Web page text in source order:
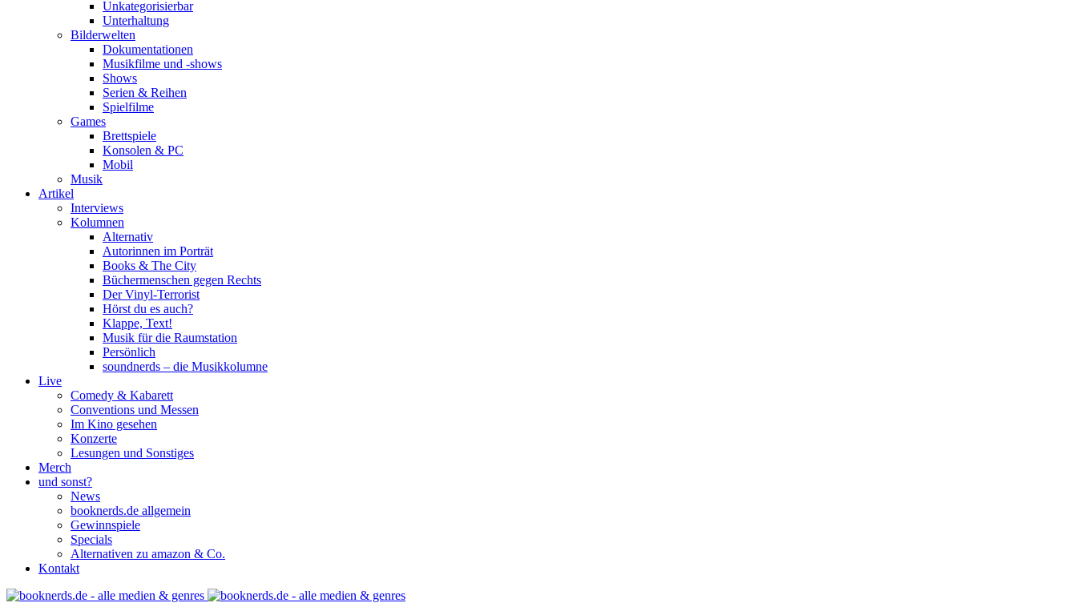
Unkategorisierbar
Unterhaltung
Bilderwelten
Dokumentationen
Musikfilme und -shows
Shows
Serien & Reihen
Spielfilme
Games
Brettspiele
Konsolen & PC
Mobil
Musik
Artikel
Interviews
Kolumnen
Alternativ
Autorinnen im Porträt
Books & The City
Büchermenschen gegen Rechts
Der Vinyl-Terrorist
Hörst du es auch?
Klappe, Text!
Musik für die Raumstation
Persönlich
soundnerds – die Musikkolumne
Live
Comedy & Kabarett
Conventions und Messen
Im Kino gesehen
Konzerte
Lesungen und Sonstiges
Merch
und sonst?
News
booknerds.de allgemein
Gewinnspiele
Specials
Alternativen zu amazon & Co.
Kontakt